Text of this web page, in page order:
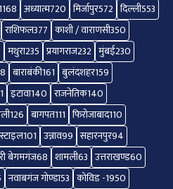
अध्यात्म720 मिर्जापुर572 दिल्ली553
राशिफल377 काशी / वाराणसी350
मथुरा235 प्रयागराज232 मुंबई230
बाराबंकी161 बुलंदशहर159
इटावा140 राजनेतिक140
126 बागपत111 फिरोजाबाद110
101 उन्नाव99 सहारनपुर94
बेगमगंज68 शामली63 उत्तराखण्ड60
नवाबगंज गोण्डा53 कोविड -1950